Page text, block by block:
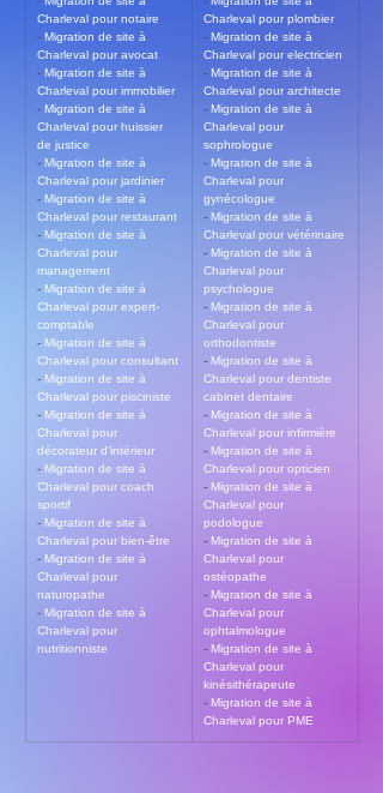
Charleval pour notaire
- Migration de site à
Charleval pour avocat
- Migration de site à
Charleval pour immobilier
- Migration de site à
Charleval pour huissier
de justice
- Migration de site à
Charleval pour jardinier
- Migration de site à
Charleval pour restaurant
- Migration de site à
Charleval pour
management
- Migration de site à
Charleval pour expert-
comptable
- Migration de site à
Charleval pour consultant
- Migration de site à
Charleval pour pisciniste
- Migration de site à
Charleval pour
décorateur d’intérieur
- Migration de site à
Charleval pour coach
sportif
- Migration de site à
Charleval pour bien-être
- Migration de site à
Charleval pour
naturopathe
- Migration de site à
Charleval pour
nutritionniste
Charleval pour plombier
- Migration de site à
Charleval pour electricien
- Migration de site à
Charleval pour architecte
- Migration de site à
Charleval pour
sophrologue
- Migration de site à
Charleval pour
gynécologue
- Migration de site à
Charleval pour vétérinaire
- Migration de site à
Charleval pour
psychologue
- Migration de site à
Charleval pour
orthodontiste
- Migration de site à
Charleval pour dentiste
cabinet dentaire
- Migration de site à
Charleval pour infirmière
- Migration de site à
Charleval pour opticien
- Migration de site à
Charleval pour
podologue
- Migration de site à
Charleval pour
ostéopathe
- Migration de site à
Charleval pour
ophtalmologue
- Migration de site à
Charleval pour
kinésithérapeute
- Migration de site à
Charleval pour PME